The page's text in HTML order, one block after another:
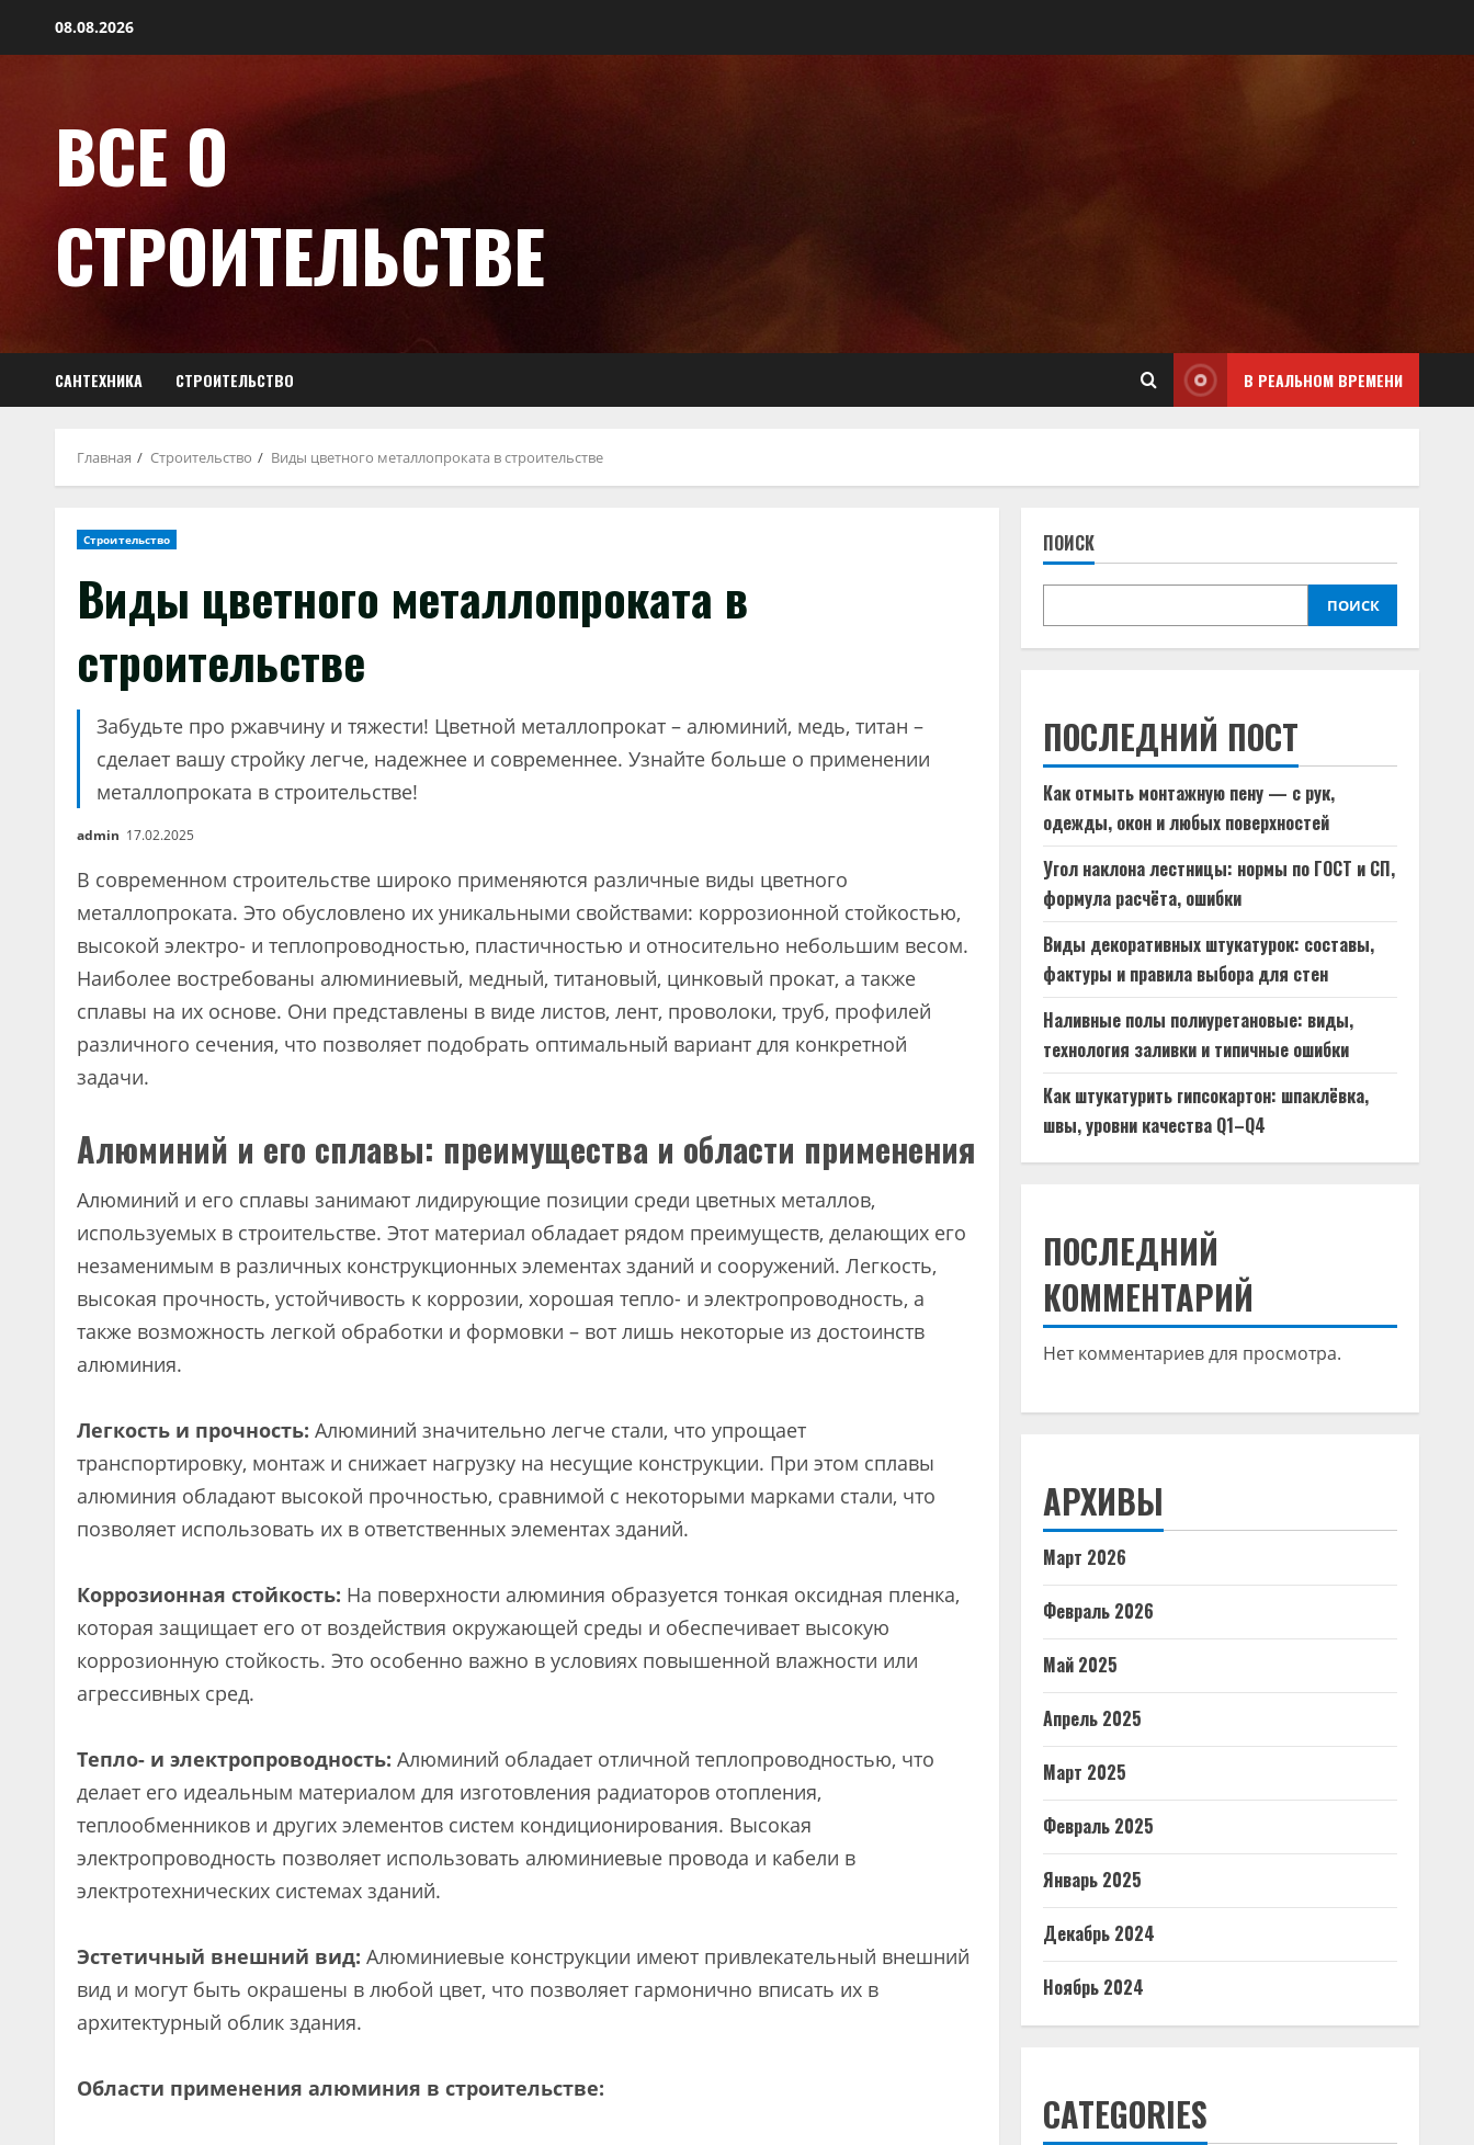
08.08.2026
ВСЕ О
СТРОИТЕЛЬСТВЕ
САНТЕХНИКА СТРОИТЕЛЬСТВО В РЕАЛЬНОМ ВРЕМЕНИ
Главная Строительство Виды цветного металлопроката в строительстве
Строительство
Виды цветного металлопроката в
строительстве
Забудьте про ржавчину и тяжести! Цветной металлопрокат – алюминий, медь, титан –
сделает вашу стройку легче, надежнее и современнее. Узнайте больше о применении
металлопроката в строительстве!
admin 17.02.2025
В современном строительстве широко применяются различные виды цветного
металлопроката. Это обусловлено их уникальными свойствами: коррозионной стойкостью,
высокой электро- и теплопроводностью, пластичностью и относительно небольшим весом.
Наиболее востребованы алюминиевый, медный, титановый, цинковый прокат, а также
сплавы на их основе. Они представлены в виде листов, лент, проволоки, труб, профилей
различного сечения, что позволяет подобрать оптимальный вариант для конкретной
задачи.
Алюминий и его сплавы: преимущества и области применения
Алюминий и его сплавы занимают лидирующие позиции среди цветных металлов,
используемых в строительстве. Этот материал обладает рядом преимуществ, делающих его
незаменимым в различных конструкционных элементах зданий и сооружений. Легкость,
высокая прочность, устойчивость к коррозии, хорошая тепло- и электропроводность, а
также возможность легкой обработки и формовки – вот лишь некоторые из достоинств
алюминия.
Легкость и прочность: Алюминий значительно легче стали, что упрощает
транспортировку, монтаж и снижает нагрузку на несущие конструкции. При этом сплавы
алюминия обладают высокой прочностью, сравнимой с некоторыми марками стали, что
позволяет использовать их в ответственных элементах зданий.
Коррозионная стойкость: На поверхности алюминия образуется тонкая оксидная пленка,
которая защищает его от воздействия окружающей среды и обеспечивает высокую
коррозионную стойкость. Это особенно важно в условиях повышенной влажности или
агрессивных сред.
Тепло- и электропроводность: Алюминий обладает отличной теплопроводностью, что
делает его идеальным материалом для изготовления радиаторов отопления,
теплообменников и других элементов систем кондиционирования. Высокая
электропроводность позволяет использовать алюминиевые провода и кабели в
электротехнических системах зданий.
Эстетичный внешний вид: Алюминиевые конструкции имеют привлекательный внешний
вид и могут быть окрашены в любой цвет, что позволяет гармонично вписать их в
архитектурный облик здания.
Области применения алюминия в строительстве:
ПОИСК
ПОИСК
ПОСЛЕДНИЙ ПОСТ
Как отмыть монтажную пену — с рук,
одежды, окон и любых поверхностей
Угол наклона лестницы: нормы по ГОСТ и СП,
формула расчёта, ошибки
Виды декоративных штукатурок: составы,
фактуры и правила выбора для стен
Наливные полы полиуретановые: виды,
технология заливки и типичные ошибки
Как штукатурить гипсокартон: шпаклёвка,
швы, уровни качества Q1–Q4
ПОСЛЕДНИЙ
КОММЕНТАРИЙ
Нет комментариев для просмотра.
АРХИВЫ
Март 2026
Февраль 2026
Май 2025
Апрель 2025
Март 2025
Февраль 2025
Январь 2025
Декабрь 2024
Ноябрь 2024
CATEGORIES